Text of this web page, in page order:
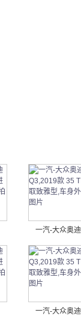
一汽-大众奥
一汽-大众奥